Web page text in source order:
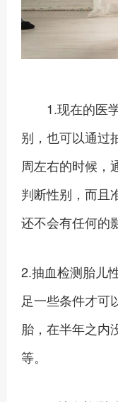
1.现在的医学
别，也可以通过
周左右的时候，
判断性别，而且
还不会有任何的
2.抽血检测胎儿
足一些条件才可
胎，在半年之内
等。